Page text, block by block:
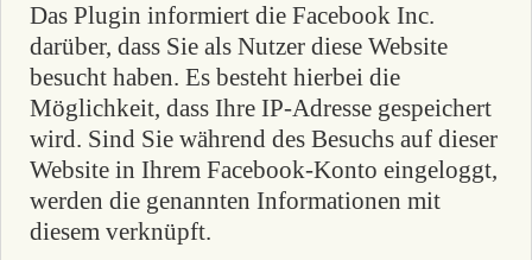
Das Plugin informiert die Facebook Inc.
darüber, dass Sie als Nutzer diese Website
besucht haben. Es besteht hierbei die
Möglichkeit, dass Ihre IP-Adresse gespeichert
wird. Sind Sie während des Besuchs auf dieser
Website in Ihrem Facebook-Konto eingeloggt,
werden die genannten Informationen mit
diesem verknüpft.